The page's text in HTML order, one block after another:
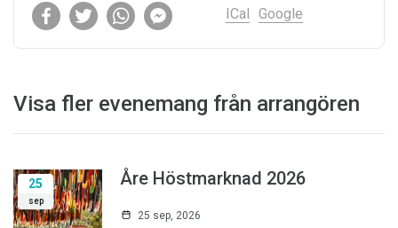
ICal Google
Visa fler evenemang från arrangören
25
sep
Åre Höstmarknad 2026
25 sep, 2026